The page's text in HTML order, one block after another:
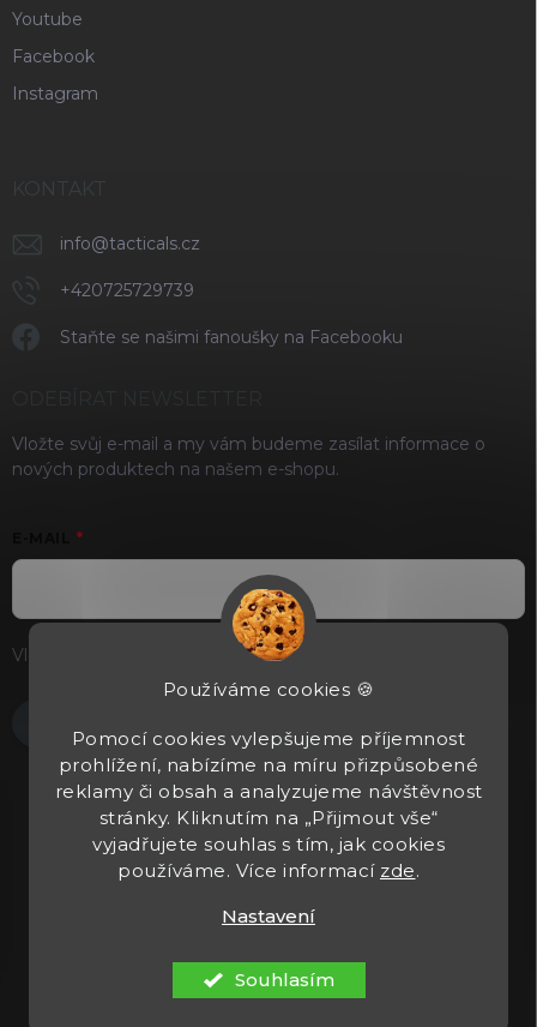
Používáme cookies 🍪
Pomocí cookies vylepšujeme příjemnost
prohlížení, nabízíme na míru přizpůsobené
reklamy či obsah a analyzujeme návštěvnost
stránky. Kliknutím na „Přijmout vše“
vyjadřujete souhlas s tím, jak cookies
používáme. Více informací zde.
Nastavení
Souhlasím
Youtube
Facebook
Instagram
KONTAKT
info@tacticals.cz
+420725729739
Staňte se našimi fanoušky na Facebooku
Vložte svůj e-mail a my vám budeme zasílat informace o
nových produktech na našem e-shopu.
Vložením e-mailu souhlasíte spodmínkami ochrany osobních
Vytvořil Shoptet
nastavení cookies